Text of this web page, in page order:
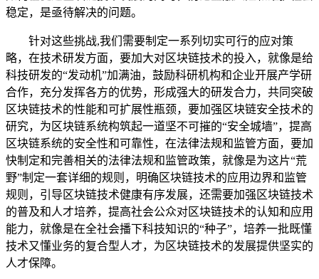
稳定，是亟待解决的问题。
针对这些挑战,我们需要制定一系列切实可行的应对策
略，在技术研发方面，要加大对区块链技术的投入，就像是给
科技研发的“发动机”加满油，鼓励科研机构和企业开展产学研
合作，充分发挥各方的优势，形成强大的研发合力，共同突破
区块链技术的性能和可扩展性瓶颈，要加强区块链安全技术的
研究，为区块链系统构筑起一道坚不可摧的“安全城墙”，提高
区块链系统的安全性和可靠性，在法律法规和监管方面，要加
快制定和完善相关的法律法规和监管政策，就像是为这片“荒
野”制定一套详细的规则，明确区块链技术的应用边界和监管
规则，引导区块链技术健康有序发展，还需要加强区块链技术
的普及和人才培养，提高社会公众对区块链技术的认知和应用
能力，就像是在全社会播下科技知识的“种子”，培养一批既懂
技术又懂业务的复合型人才，为区块链技术的发展提供坚实的
人才保障。